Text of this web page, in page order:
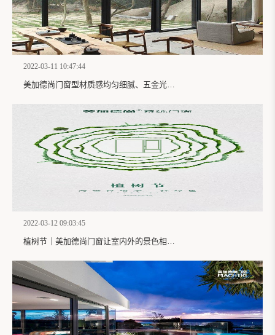
2022-03-11 10:47:44
美加德尚门窗型材质感均匀细腻、五金光泽明亮，给人无形的安全感！
2022-03-12 09:03:45
植树节｜美加德尚门窗让室内外的景色相互融合透过它让家拥有阳光与美景